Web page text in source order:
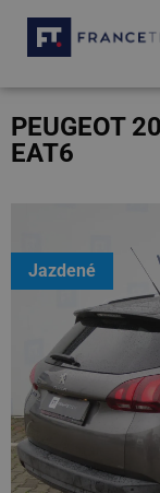
PEUGEOT
EAT6
Jazdené